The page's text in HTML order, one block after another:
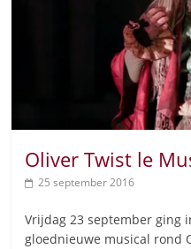
Oliver Twist le
25 september 2016
Vrijdag 23 september ging
gloednieuwe musical rond